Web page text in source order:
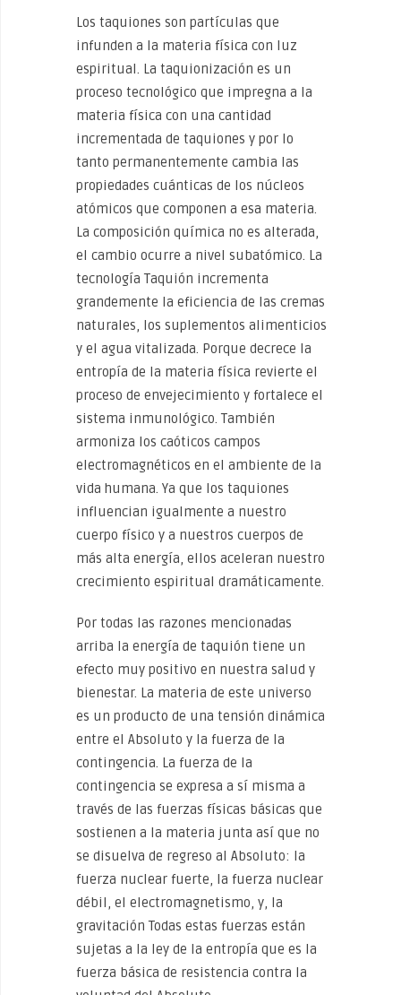
Los taquiones son partículas que
infunden a la materia física con luz
espiritual. La taquionización es un
proceso tecnológico que impregna a la
materia física con una cantidad
incrementada de taquiones y por lo
tanto permanentemente cambia las
propiedades cuánticas de los núcleos
atómicos que componen a esa materia.
La composición química no es alterada,
el cambio ocurre a nivel subatómico. La
tecnología Taquión incrementa
grandemente la eficiencia de las cremas
naturales, los suplementos alimenticios
y el agua vitalizada. Porque decrece la
entropía de la materia física revierte el
proceso de envejecimiento y fortalece el
sistema inmunológico. También
armoniza los caóticos campos
electromagnéticos en el ambiente de la
vida humana. Ya que los taquiones
influencian igualmente a nuestro
cuerpo físico y a nuestros cuerpos de
más alta energía, ellos aceleran nuestro
crecimiento espiritual dramáticamente.
Por todas las razones mencionadas
arriba la energía de taquión tiene un
efecto muy positivo en nuestra salud y
bienestar. La materia de este universo
es un producto de una tensión dinámica
entre el Absoluto y la fuerza de la
contingencia. La fuerza de la
contingencia se expresa a sí misma a
través de las fuerzas físicas básicas que
sostienen a la materia junta así que no
se disuelva de regreso al Absoluto: la
fuerza nuclear fuerte, la fuerza nuclear
débil, el electromagnetismo, y, la
gravitación Todas estas fuerzas están
sujetas a la ley de la entropía que es la
fuerza básica de resistencia contra la